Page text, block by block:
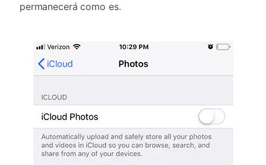
permanecerá como es.